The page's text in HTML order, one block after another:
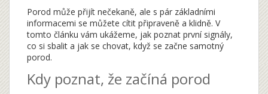
Porod může přijít nečekaně, ale s pár základními
informacemi se můžete cítit připraveně a klidně. V
tomto článku vám ukážeme, jak poznat první signály,
co si sbalit a jak se chovat, když se začne samotný
porod.
Kdy poznat, že začíná porod